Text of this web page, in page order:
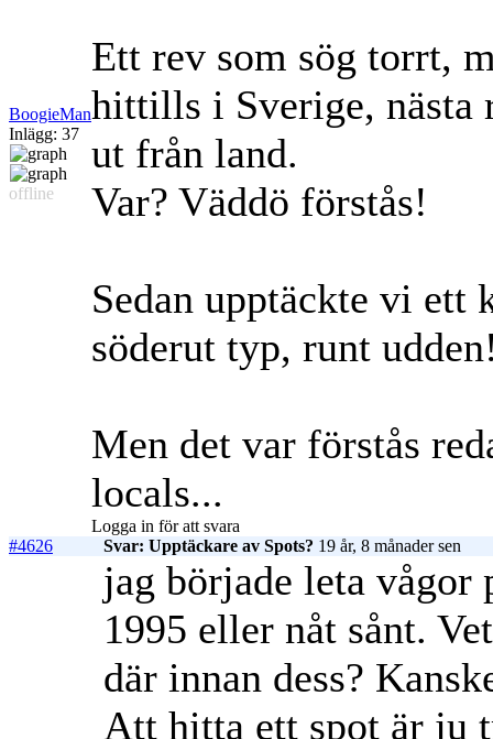
BoogieMan
Inlägg: 37
offline
Ett rev som sög torrt,
hittills i Sverige, nästa
ut från land.
Var? Väddö förstås!
Sedan upptäckte vi ett
söderut typ, runt
Men det var förstås
locals...
Logga in för att svara
#4626
Svar: Upptäckare av Spots? 19 år, 8 månader sen
jag började leta vågor
1995 eller nåt sånt.
där innan dess?
Att hitta ett spot är ju